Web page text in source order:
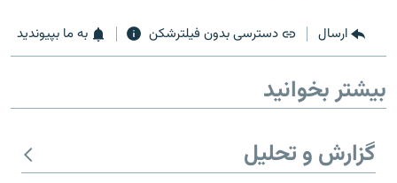
ارسال دسترسی بدون فیلترشکن به ما بپیوندید
بیشتر بخوانید
گزارش و تحلیل